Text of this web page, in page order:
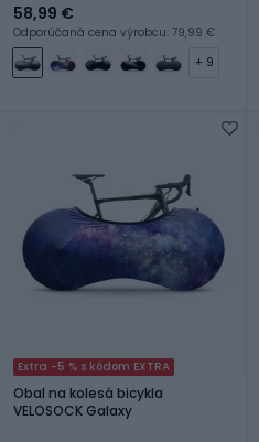
58,99 €
Odporúčaná cena výrobcu: 79,99 €
+ 9
Extra -5 % s kódom EXTRA
Obal na kolesá bicykla
VELOSOCK Galaxy